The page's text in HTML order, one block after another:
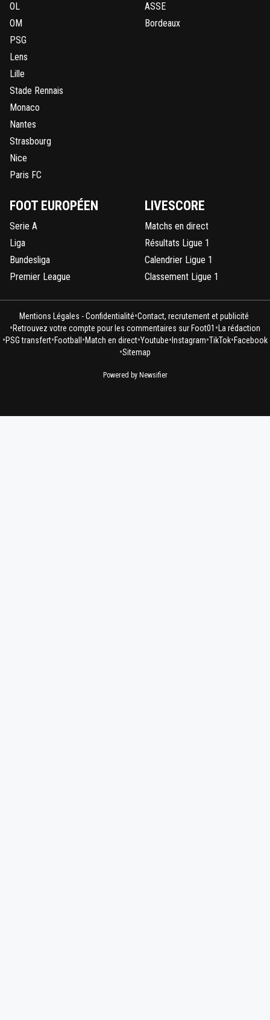
OL
OM
PSG
Lens
Lille
Stade Rennais
Monaco
Nantes
Strasbourg
Nice
Paris FC
ASSE
Bordeaux
FOOT EUROPÉEN
Serie A
Liga
Bundesliga
Premier League
LIVESCORE
Matchs en direct
Résultats Ligue 1
Calendrier Ligue 1
Classement Ligue 1
Mentions Légales - Confidentialité•Contact, recrutement et publicité
•Retrouvez votre compte pour les commentaires sur Foot01 • La rédaction
•PSG transfert•Football •Match en direct•Youtube• Instagram•TikTok•Facebook
•Sitemap
Powered by Newsifier